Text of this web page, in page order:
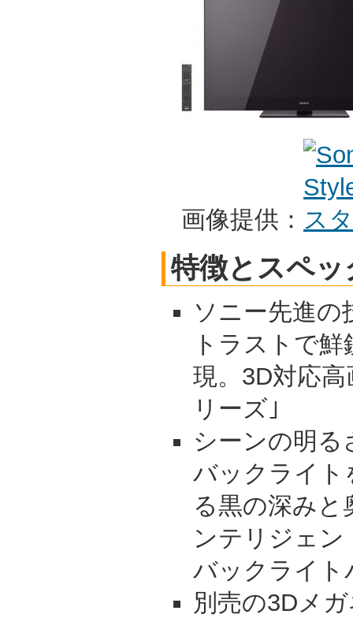
画像提供：
特徴とスペッ
ソニー先進の
トラストで
現。3D対応
リーズ｣
シーンの明る
バックライト
る黒の深みと
ンテリジェ
バックライト
別売の3Dメ